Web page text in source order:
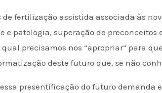
fertilização assistida associada às
e patologia, superação de preconceitos
precisamos nos “apropriar” para
deste futuro que, se não
presentificação do futuro demanda